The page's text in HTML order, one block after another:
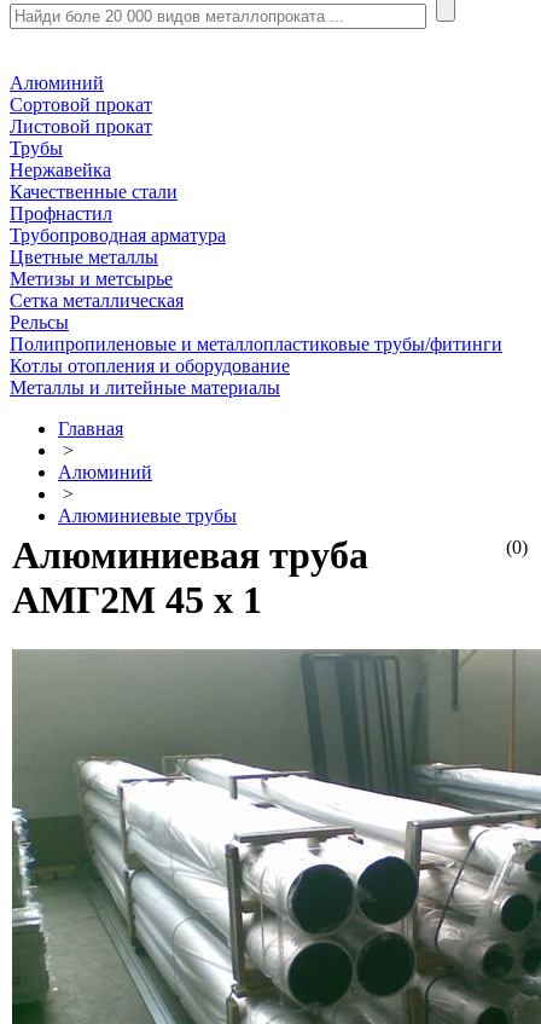
Алюминий
Сортовой прокат
Листовой прокат
Трубы
Нержавейка
Качественные стали
Профнастил
Трубопроводная арматура
Цветные металлы
Метизы и метсырье
Сетка металлическая
Рельсы
Полипропиленовые и металлопластиковые трубы/фитинги
Котлы отопления и оборудование
Металлы и литейные материалы
Главная
>
Алюминий
>
Алюминиевые трубы
(0)
Алюминиевая труба
АМГ2М 45 х 1